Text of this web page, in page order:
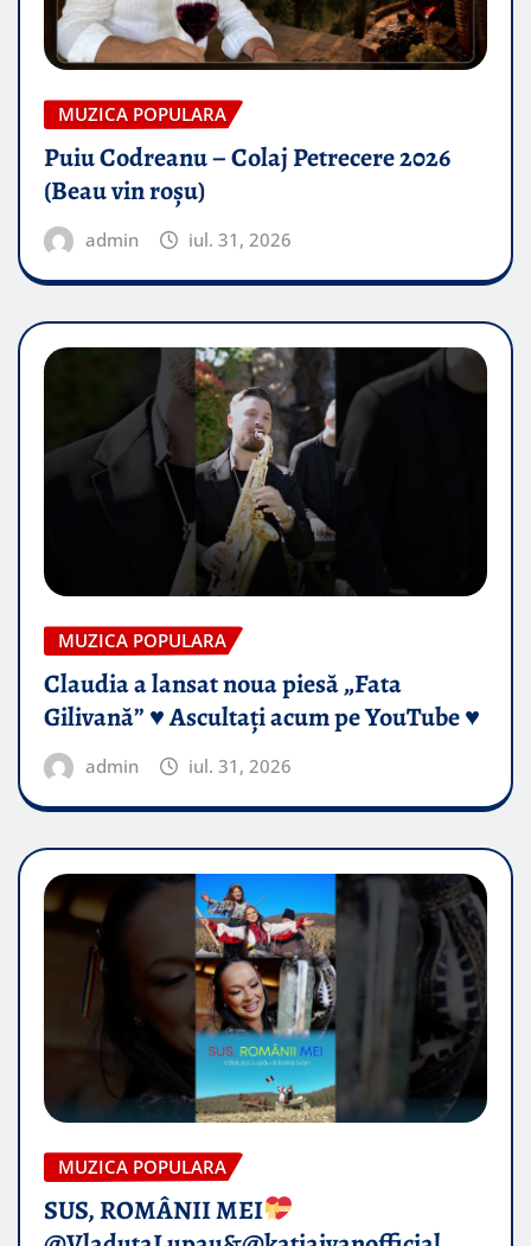
MUZICA POPULARA
Puiu Codreanu – Colaj Petrecere 2026
(Beau vin roșu)
admin iul. 31, 2026
MUZICA POPULARA
Claudia a lansat noua piesă „Fata
Gilivană” ♥️ Ascultați acum pe YouTube ♥️
admin iul. 31, 2026
MUZICA POPULARA
SUS, ROMÂNII MEI